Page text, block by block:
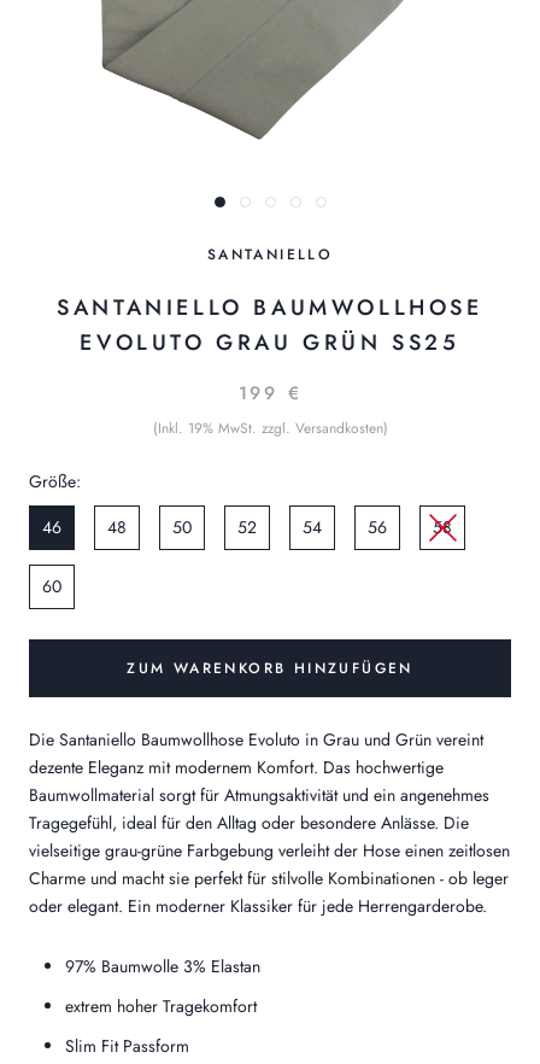
SANTANIELLO
SANTANIELLO BAUMWOLLHOSE
EVOLUTO GRAU GRÜN SS25
199 €
(Inkl. 19% MwSt. zzgl. Versandkosten)
Größe:
46
48 50 52 54 56 58
60
ZUM WARENKORB HINZUFÜGEN
Die Santaniello Baumwollhose Evoluto in Grau und Grün vereint
dezente Eleganz mit modernem Komfort. Das hochwertige
Baumwollmaterial sorgt für Atmungsaktivität und ein angenehmes
Tragegefühl, ideal für den Alltag oder besondere Anlässe. Die
vielseitige grau-grüne Farbgebung verleiht der Hose einen zeitlosen
Charme und macht sie perfekt für stilvolle Kombinationen - ob leger
oder elegant. Ein moderner Klassiker für jede Herrengarderobe.
97% Baumwolle 3% Elastan
extrem hoher Tragekomfort
Slim Fit Passform